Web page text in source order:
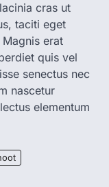
आज निकलेगी भव्य
की रहेगी धूम*
2026
विश्व आदिवासी
पंचायतों में जाएंगे
गए तिरंगे झंडे
cras ut
taciti eget
erat
quis vel
senectus nec
nascetur
elementum